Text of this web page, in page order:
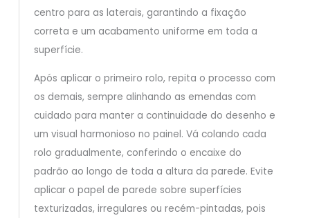
centro para as laterais, garantindo a fixação
correta e um acabamento uniforme em toda a
superfície.
Após aplicar o primeiro rolo, repita o processo com
os demais, sempre alinhando as emendas com
cuidado para manter a continuidade do desenho e
um visual harmonioso no painel. Vá colando cada
rolo gradualmente, conferindo o encaixe do
padrão ao longo de toda a altura da parede. Evite
aplicar o papel de parede sobre superfícies
texturizadas, irregulares ou recém-pintadas, pois